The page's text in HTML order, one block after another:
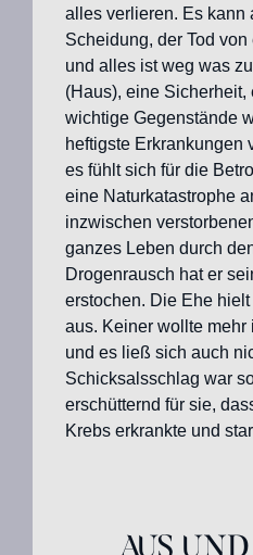
alles verlieren. Es kann
Scheidung, der Tod
und alles ist weg was
(Haus), eine Sicherheit,
wichtige Gegenstände
heftigste Erkrankungen
es fühlt sich für die
eine Naturkatastrophe
inzwischen
ganzes Leben durch
Drogenrausch hat er
erstochen. Die Ehe
aus. Keiner wollte mehr
und es ließ sich auch
Schicksalsschlag war
erschütternd für sie,
Krebs erkrankte und
Aus